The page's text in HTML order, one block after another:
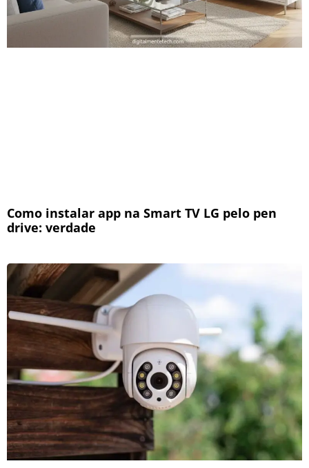
Como instalar app na Smart TV LG pelo pen
drive: verdade